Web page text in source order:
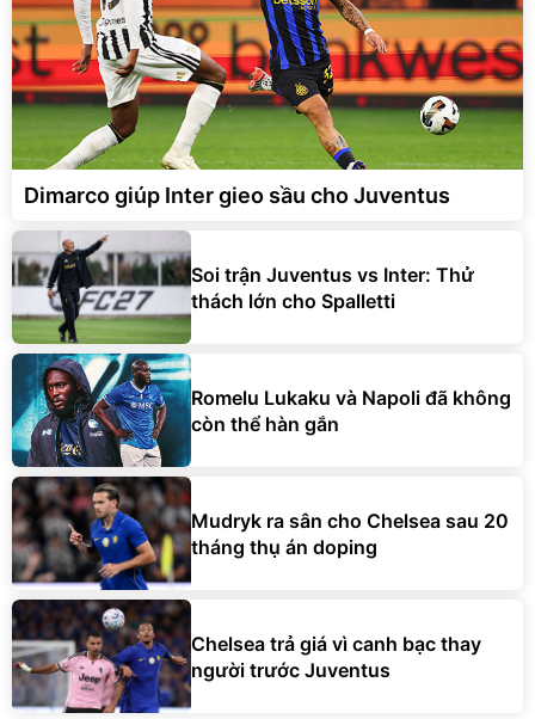
Dimarco giúp Inter gieo sầu cho Juventus
Soi trận Juventus vs Inter: Thử
thách lớn cho Spalletti
Romelu Lukaku và Napoli đã không
còn thể hàn gắn
Mudryk ra sân cho Chelsea sau 20
tháng thụ án doping
Chelsea trả giá vì canh bạc thay
người trước Juventus